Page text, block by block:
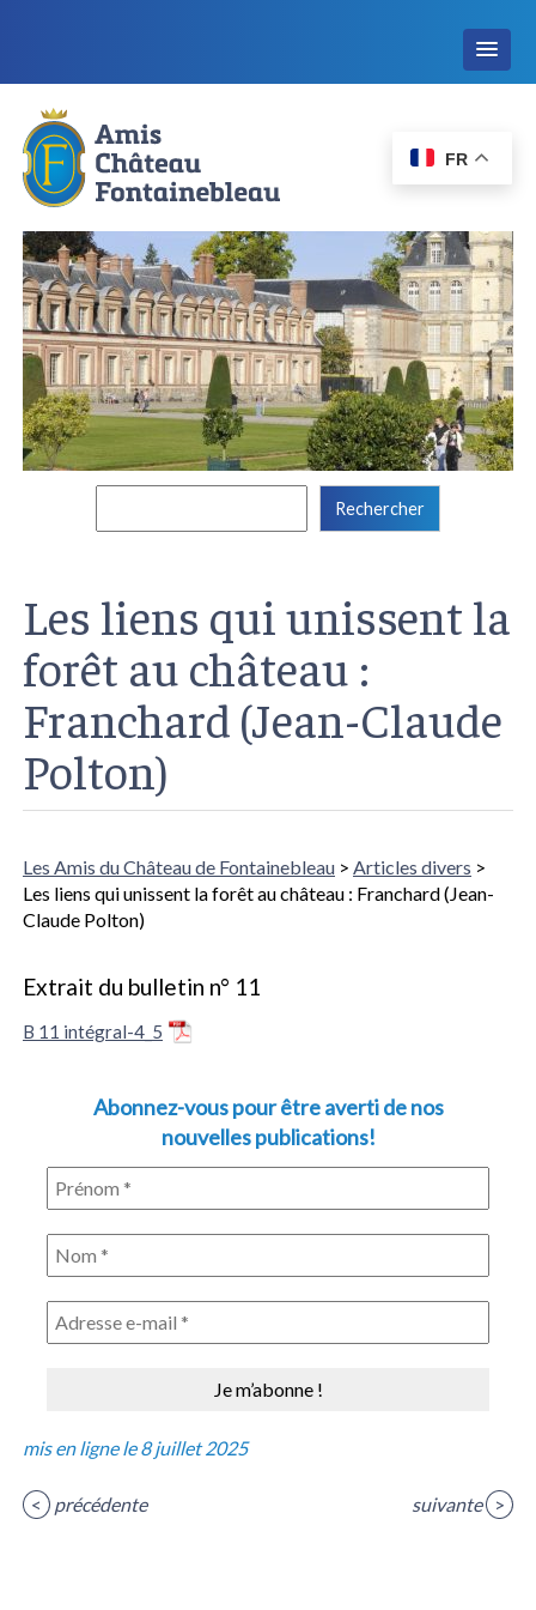
FR
Rechercher :
Les liens qui unissent la
forêt au château :
Franchard (Jean-Claude
Polton)
Les Amis du Château de Fontainebleau > Articles divers >
Les liens qui unissent la forêt au château : Franchard (Jean-
Claude Polton)
Extrait du bulletin n° 11
B 11 intégral-4_5
Abonnez-vous pour être averti de nos
nouvelles publications!
mis en ligne le 8 juillet 2025
< précédente suivante >